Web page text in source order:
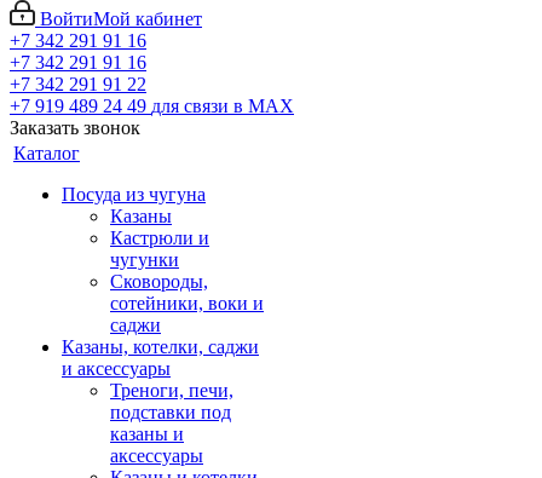
ВойтиМой кабинет
+7 342 291 91 16
+7 342 291 91 16
+7 342 291 91 22
+7 919 489 24 49 для связи в МАХ
Заказать звонок
Каталог
Посуда из чугуна
Казаны
Кастрюли и
чугунки
Сковороды,
сотейники, воки и
саджи
Казаны, котелки, саджи
и аксессуары
Треноги, печи,
подставки под
казаны и
аксессуары